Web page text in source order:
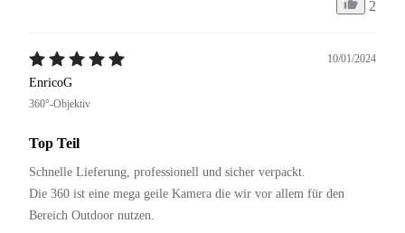
2
10/01/2024
EnricoG
360°-Objektiv
Top Teil
Schnelle Lieferung, professionell und sicher verpackt.
Die 360 ist eine mega geile Kamera die wir vor allem für den
Bereich Outdoor nutzen.